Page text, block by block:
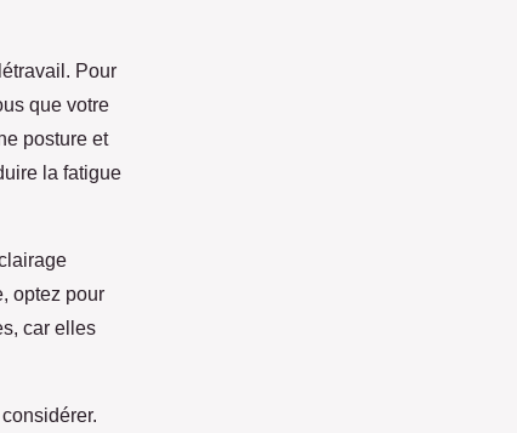
Pour
que votre
posture et
la fatigue
optez pour
car elles